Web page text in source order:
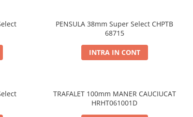
PENSULA 38mm Super Select CHPTB
68715
INTRA IN CONT
TRAFALET 100mm MANER CAUCIUCAT
HRHT061001D